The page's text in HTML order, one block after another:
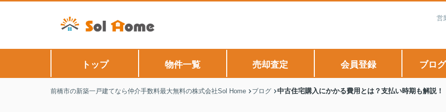
営
トップ 物件一覧 売却査定 会員登録 ブロ
前橋市の新築一戸建てなら仲介手数料最大無料の株式会社Sol Home ブログ 中古住宅購入にかかる費用とは？支払い時期も解説！